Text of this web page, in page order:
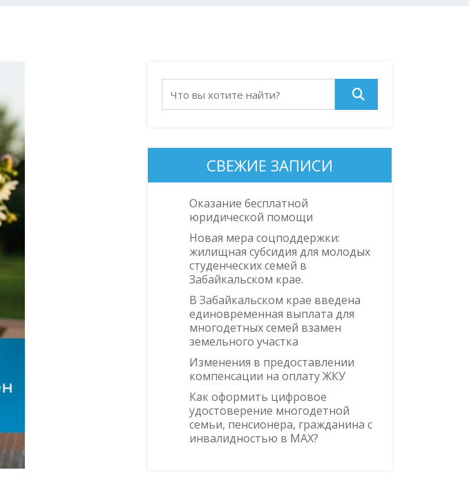
СВЕЖИЕ ЗАПИСИ
Оказание бесплатной
юридической помощи
Новая мера соцподдержки:
жилищная субсидия для молодых
студенческих семей в
Забайкальском крае.
В Забайкальском крае введена
единовременная выплата для
многодетных семей взамен
земельного участка
Изменения в предоставлении
компенсации на оплату ЖКУ
Как оформить цифровое
удостоверение многодетной
семьи, пенсионера, гражданина с
инвалидностью в MAX?